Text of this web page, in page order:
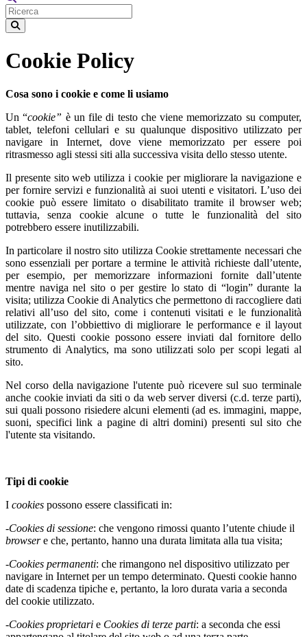
Cookie Policy
Cosa sono i cookie e come li usiamo
Un “cookie” è un file di testo che viene memorizzato su computer,
tablet, telefoni cellulari e su qualunque dispositivo utilizzato per
navigare in Internet, dove viene memorizzato per essere poi
ritrasmesso agli stessi siti alla successiva visita dello stesso utente.
Il presente sito web utilizza i cookie per migliorare la navigazione e
per fornire servizi e funzionalità ai suoi utenti e visitatori. L’uso dei
cookie può essere limitato o disabilitato tramite il browser web;
tuttavia, senza cookie alcune o tutte le funzionalità del sito
potrebbero essere inutilizzabili.
In particolare il nostro sito utilizza Cookie strettamente necessari che
sono essenziali per portare a termine le attività richieste dall’utente,
per esempio, per memorizzare informazioni fornite dall’utente
mentre naviga nel sito o per gestire lo stato di “login” durante la
visita; utilizza Cookie di Analytics che permettono di raccogliere dati
relativi all’uso del sito, come i contenuti visitati e le funzionalità
utilizzate, con l’obbiettivo di migliorare le performance e il layout
del sito. Questi cookie possono essere inviati dal fornitore dello
strumento di Analytics, ma sono utilizzati solo per scopi legati al
sito.
Nel corso della navigazione l'utente può ricevere sul suo terminale
anche cookie inviati da siti o da web server diversi (c.d. terze parti),
sui quali possono risiedere alcuni elementi (ad es. immagini, mappe,
suoni, specifici link a pagine di altri domini) presenti sul sito che
l'utente sta visitando.
Tipi di cookie
I cookies possono essere classificati in:
-Cookies di sessione: che vengono rimossi quanto l’utente chiude il
browsere che, pertanto, hanno una durata limitata alla tua visita;
-Cookies permanenti: che rimangono nel dispositivo utilizzato per
navigare in Internet per un tempo determinato. Questi cookie hanno
date di scadenza tipiche e, pertanto, la loro durata varia a seconda
del cookie utilizzato.
-Cookies proprietari e Cookies di terze parti: a seconda che essi